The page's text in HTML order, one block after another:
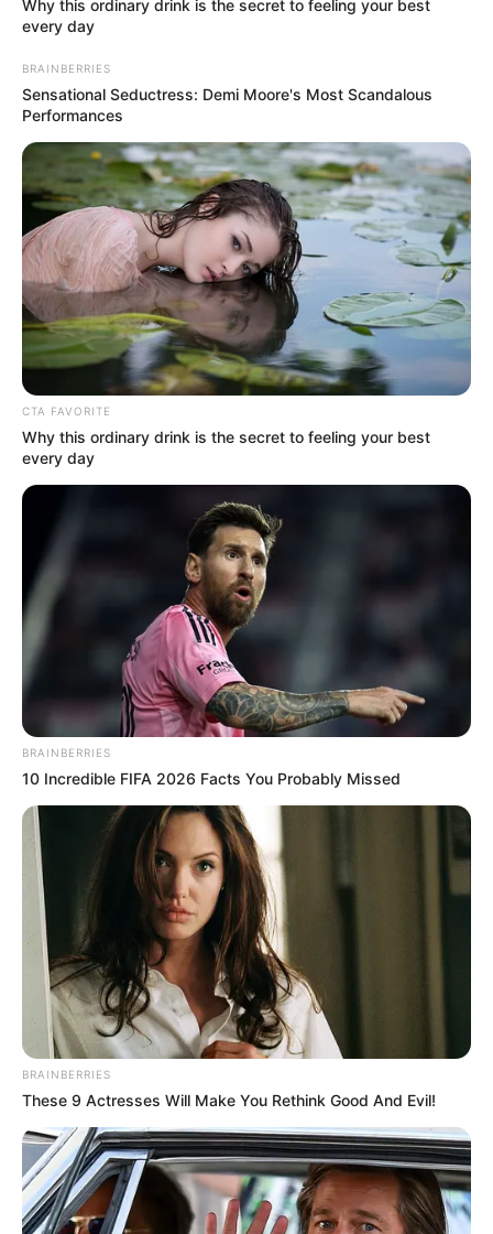
Why this ordinary drink is the secret to feeling your best
every day
BRAINBERRIES
Sensational Seductress: Demi Moore's Most Scandalous
Performances
CTA FAVORITE
Why this ordinary drink is the secret to feeling your best
every day
BRAINBERRIES
10 Incredible FIFA 2026 Facts You Probably Missed
BRAINBERRIES
These 9 Actresses Will Make You Rethink Good And Evil!